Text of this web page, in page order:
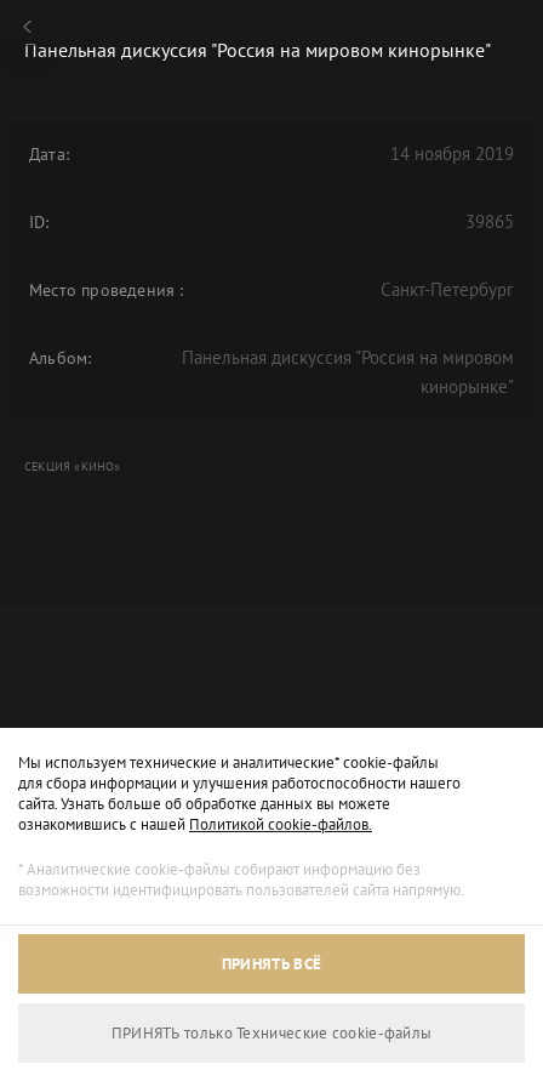
В АРХИВЕ
Архивный режим
Панельная дискуссия "Россия на мировом кинорынке"
Дата: 14 ноября 2019
ID: 39865
Место проведения : Санкт-Петербург
Альбом:
Панельная дискуссия "Россия на мировом
кинорынке"
СЕКЦИЯ «КИНО»
Мы используем технические и аналитические* cookie-файлы
для сбора информации и улучшения работоспособности нашего
сайта. Узнать больше об обработке данных вы можете
ознакомившись с нашей Политикой cookie-файлов.
* Аналитические cookie-файлы собирают информацию без
возможности идентифицировать пользователей сайта напрямую.
ПРИНЯТЬ ВСЁ
ПРИНЯТЬ только Технические сookie-файлы